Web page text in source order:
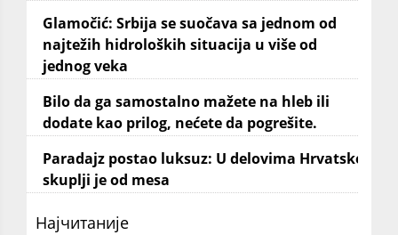
Glamočić: Srbija se suočava sa jednom od
najtežih hidroloških situacija u više od
jednog veka
Bilo da ga samostalno mažete na hleb ili
dodate kao prilog, nećete da pogrešite.
Paradajz postao luksuz: U delovima Hrvatske
skuplji je od mesa
Најчитаније